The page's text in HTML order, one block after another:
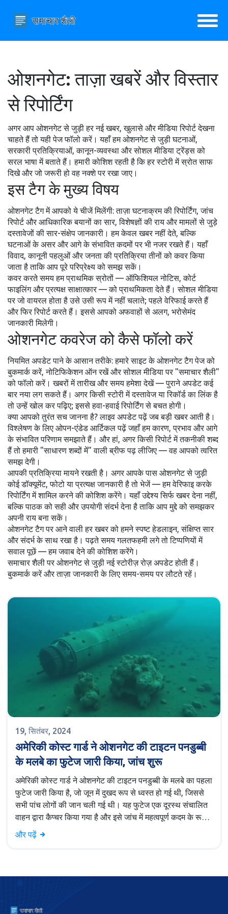
ओशनगेट: ताज़ा खबरें और विस्तार
से रिपोर्टिंग
अगर आप ओशनगेट से जुड़ी हर नई खबर, खुलासे और मीडिया रिपोर्ट देखना
चाहते हैं तो यही पेज फॉलो करें। यहाँ हम ओशनगेट से जुड़ी घटनाओं,
सरकारी प्रतिक्रियाओं, कानून-व्यवस्था और सोशल मीडिया ट्रेंड्स को
सरल भाषा में बताते हैं। हमारी कोशिश रहती है कि हर स्टोरी में स्रोत साफ
दिखे और जो जरूरी हो वह नक्शे पर रखा जाए।
इस टैग के मुख्य विषय
ओशनगेट टैग में आपको ये चीजें मिलेंगी: ताज़ा घटनाक्रम की रिपोर्टिंग, जांच
रिपोर्ट और आधिकारिक बयानों का सार, विशेषज्ञों की राय और मामलों से जुड़े
दस्तावेजों की सार-संक्षेप जानकारी। हम केवल खबर नहीं देते, बल्कि
घटनाओं के असर और आगे के संभावित कदमों पर भी नजर रखते हैं। यहाँ
विवाद, कानूनी पहलुओं और जनता की प्रतिक्रिया तीनों को कवर किया
जाता है ताकि आप पूरे परिप्रेक्ष्य को समझ सकें।
कवर करते समय हम प्राथमिक स्रोतों — ऑफिशियल नोटिस, कोर्ट
फाइलिंग और प्रत्यक्ष साक्षात्कार — को प्राथमिकता देते हैं। सोशल मीडिया
पर जो वायरल होता है उसे उसी रूप में नहीं चलाते; पहले वेरिफाई करते हैं
और फिर रिपोर्ट करते हैं। इससे आपको अफवाहों से अलग, भरोसेमंद
जानकारी मिलेगी।
ओशनगेट कवरेज को कैसे फॉलो करें
नियमित अपडेट पाने के आसान तरीके: हमारे साइट के ओशनगेट टैग पेज को
बुकमार्क करें, नोटिफिकेशन ऑन रखें और सोशल मीडिया पर "समाचार शैली"
को फॉलो करें। खबरों में तारीख और समय हमेशा देखें — पुराने अपडेट कई
बार नया लग सकते हैं। अगर किसी स्टोरी में दस्तावेज या रिकॉर्ड का लिंक है
तो उन्हें खोल कर पढ़िए; इससे हवा-हवाई रिपोर्टिंग से बचत होगी।
क्या आपको तुरंत सच जानना है? लाइव अपडेट पढ़ें जब बड़ी खबर आती है।
विश्लेषण के लिए ओपन-एंडेड आर्टिकल पढ़ें जहाँ हम कारण, प्रभाव और आगे
के संभावित परिणाम समझाते हैं। और हां, अगर किसी रिपोर्ट में तकनीकी शब्द
हैं तो हमारी "साधारण शब्दों में" वाली ब्रीफ पढ़ लीजिए — वह आपको त्वरित
समझ देगी।
आपकी प्रतिक्रिया मायने रखती है। अगर आपके पास ओशनगेट से जुड़ी
कोई डॉक्यूमेंट, फोटो या प्रत्यक्ष जानकारी है तो भेजें — हम वेरिफाइ करके
रिपोर्टिंग में शामिल करने की कोशिश करेंगे। यहाँ उद्देश्य सिर्फ खबर देना नहीं,
बल्कि पाठक को सही और उपयोगी संदर्भ देना है ताकि आप मुद्दे को समझकर
अपनी राय बना सकें।
ओशनगेट टैग पर आने वाली हर खबर को हमने स्पष्ट हेडलाइन, संक्षिप्त सार
और संदर्भ के साथ रखा है। पढ़ते समय गलतफहमी लगे तो टिप्पणियों में
सवाल पूछें — हम जवाब देने की कोशिश करेंगे।
समाचार शैली पर ओशनगेट से जुड़ी नई स्टोरीज़ रोज़ अपडेट होती हैं।
बुकमार्क करें और ताज़ा जानकारी के लिए समय-समय पर लौटते रहें।
19, सितंबर, 2024
अमेरिकी कोस्ट गार्ड ने ओशनगेट की टाइटन पनडुब्बी
के मलबे का फुटेज जारी किया, जांच शुरू
अमेरिकी कोस्ट गार्ड ने ओशनगेट की टाइटन पनडुब्बी के मलबे का पहला
फुटेज जारी किया है, जो जून में दुखद रूप से ध्वस्त हो गई थी, जिससे
सभी पांच लोगों की जान चली गई थी। यह फुटेज एक दूरस्थ संचालित
वाहन द्वारा कैप्चर किया गया है और इसे जांच में महत्वपूर्ण कदम के रूप में
देखा जा रहा है।
और पढ़ें